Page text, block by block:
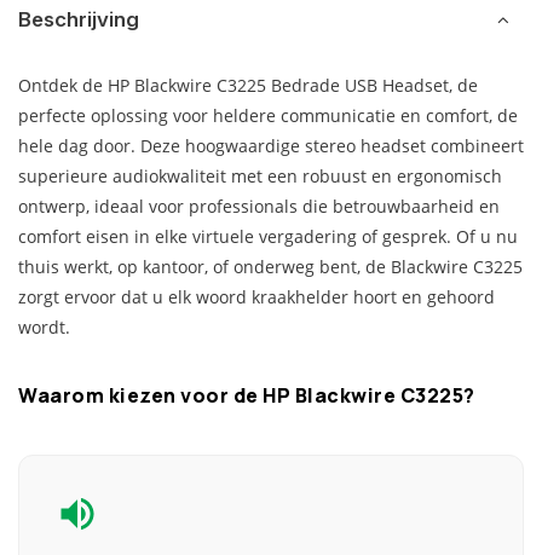
Beschrijving
Ontdek de HP Blackwire C3225 Bedrade USB Headset, de
perfecte oplossing voor heldere communicatie en comfort, de
hele dag door. Deze hoogwaardige stereo headset combineert
superieure audiokwaliteit met een robuust en ergonomisch
ontwerp, ideaal voor professionals die betrouwbaarheid en
comfort eisen in elke virtuele vergadering of gesprek. Of u nu
thuis werkt, op kantoor, of onderweg bent, de Blackwire C3225
zorgt ervoor dat u elk woord kraakhelder hoort en gehoord
wordt.
Waarom kiezen voor de HP Blackwire C3225?